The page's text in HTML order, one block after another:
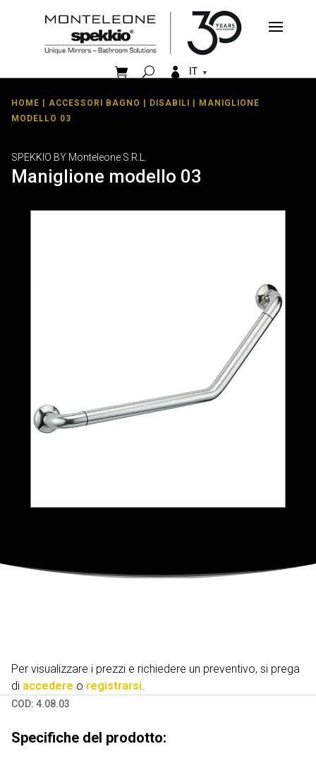
  IT
HOME | ACCESSORI BAGNO | DISABILI | MANIGLIONE
MODELLO 03
SPEKKIO BY Monteleone S.R.L.
Maniglione modello 03
Per visualizzare i prezzi e richiedere un preventivo, si prega
di accedere o registrarsi
COD: 4.08.03
Specifiche del prodotto: